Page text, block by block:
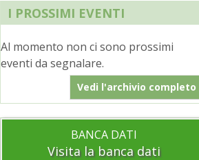
I PROSSIMI EVENTI
Al momento non ci sono prossimi
eventi da segnalare.
Vedi l'archivio completo
BANCA DATI
Visita la banca dati